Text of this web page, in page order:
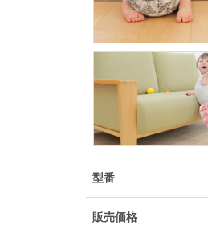
型番
販売価格